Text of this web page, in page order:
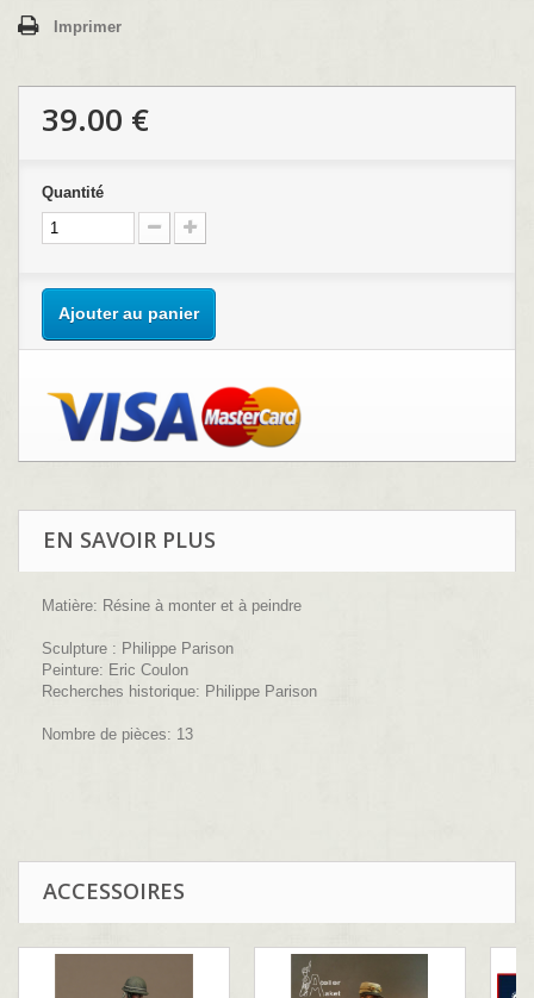
Imprimer
39.00 €
Quantité
Ajouter au panier
EN SAVOIR PLUS
Matière: Résine à monter et à peindre
Sculpture : Philippe Parison
Peinture: Eric Coulon
Recherches historique: Philippe Parison
Nombre de pièces: 13
ACCESSOIRES